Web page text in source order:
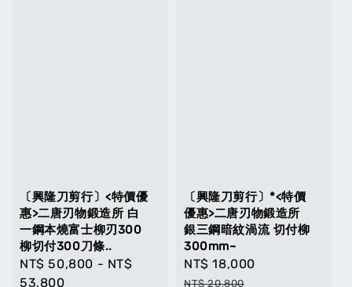
〔興隆刀剪行〕<特價優
惠>二唐刃物鍛造所 白
一鋼本燒富士柳刃300
柳切付300刀條..
Sale
price
NT$ 50,800 - NT$
53,800
〔興隆刀剪行〕*<特價
優惠>二唐刃物鍛造所
銀三鋼暗紋渦流 切付柳
300mm~
Sale
price
NT$ 18,000
NT$ 20,800